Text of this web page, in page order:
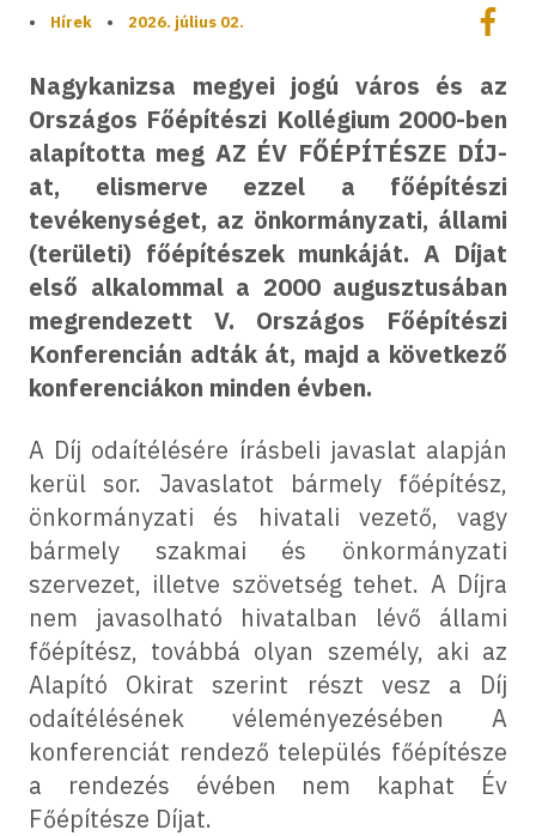
• Hírek • 2026. július 02.
Nagykanizsa megyei jogú város és az
Országos Főépítészi Kollégium 2000-ben
alapította meg AZ ÉV FŐÉPÍTÉSZE DÍJ-
at, elismerve ezzel a főépítészi
tevékenységet, az önkormányzati, állami
(területi) főépítészek munkáját. A Díjat
első alkalommal a 2000 augusztusában
megrendezett V. Országos Főépítészi
Konferencián adták át, majd a következő
konferenciákon minden évben.
A Díj odaítélésére írásbeli javaslat alapján
kerül sor. Javaslatot bármely főépítész,
önkormányzati és hivatali vezető, vagy
bármely szakmai és önkormányzati
szervezet, illetve szövetség tehet. A Díjra
nem javasolható hivatalban lévő állami
főépítész, továbbá olyan személy, aki az
Alapító Okirat szerint részt vesz a Díj
odaítélésének véleményezésében A
konferenciát rendező település főépítésze
a rendezés évében nem kaphat Év
Főépítésze Díjat.